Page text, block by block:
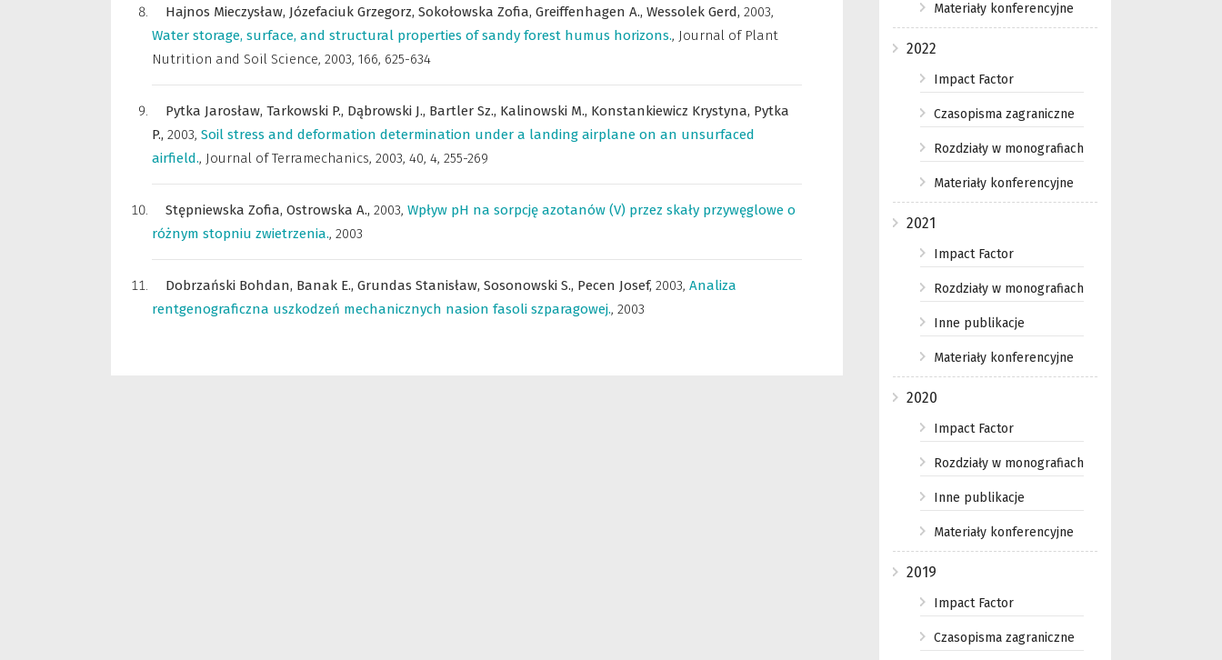
Hajnos Mieczysław, Józefaciuk Grzegorz, Sokołowska Zofia, Greiffenhagen A., Wessolek Gerd, 2003,
Water storage, surface, and structural properties of sandy forest humus horizons., Journal of Plant
Nutrition and Soil Science, 2003, 166, 625-634
Pytka Jarosław, Tarkowski P., Dąbrowski J., Bartler Sz., Kalinowski M., Konstankiewicz Krystyna, Pytka
P., 2003, Soil stress and deformation determination under a landing airplane on an unsurfaced
airfield., Journal of Terramechanics, 2003, 40, 4, 255-269
Stępniewska Zofia, Ostrowska A., 2003, Wpływ pH na sorpcję azotanów (V) przez skały przywęglowe o
różnym stopniu zwietrzenia., 2003
Dobrzański Bohdan, Banak E., Grundas Stanisław, Sosonowski S., Pecen Josef, 2003, Analiza
rentgenograficzna uszkodzeń mechanicznych nasion fasoli szparagowej., 2003
Materiały konferencyjne
2022
Impact Factor
Czasopisma zagraniczne
Rozdziały w monografiach
Materiały konferencyjne
2021
Impact Factor
Rozdziały w monografiach
Inne publikacje
Materiały konferencyjne
2020
Impact Factor
Rozdziały w monografiach
Inne publikacje
Materiały konferencyjne
2019
Impact Factor
Czasopisma zagraniczne